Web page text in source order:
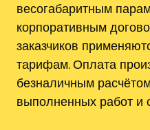
весогабаритным
корпоративным
заказчиков
тарифам. Оплата
безналичным
выполненных работ и